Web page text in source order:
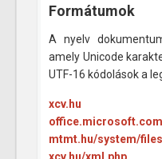
Formátumok
A nyelv
amely Unicode
UTF-16 kódolások a
xcv.hu
mtmt.hu/system/
xcv.hu/xml.php